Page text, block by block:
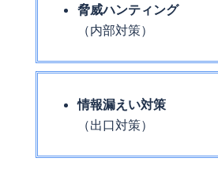
脅威ハンティング
（内部対策）
情報漏えい対策
（出口対策）